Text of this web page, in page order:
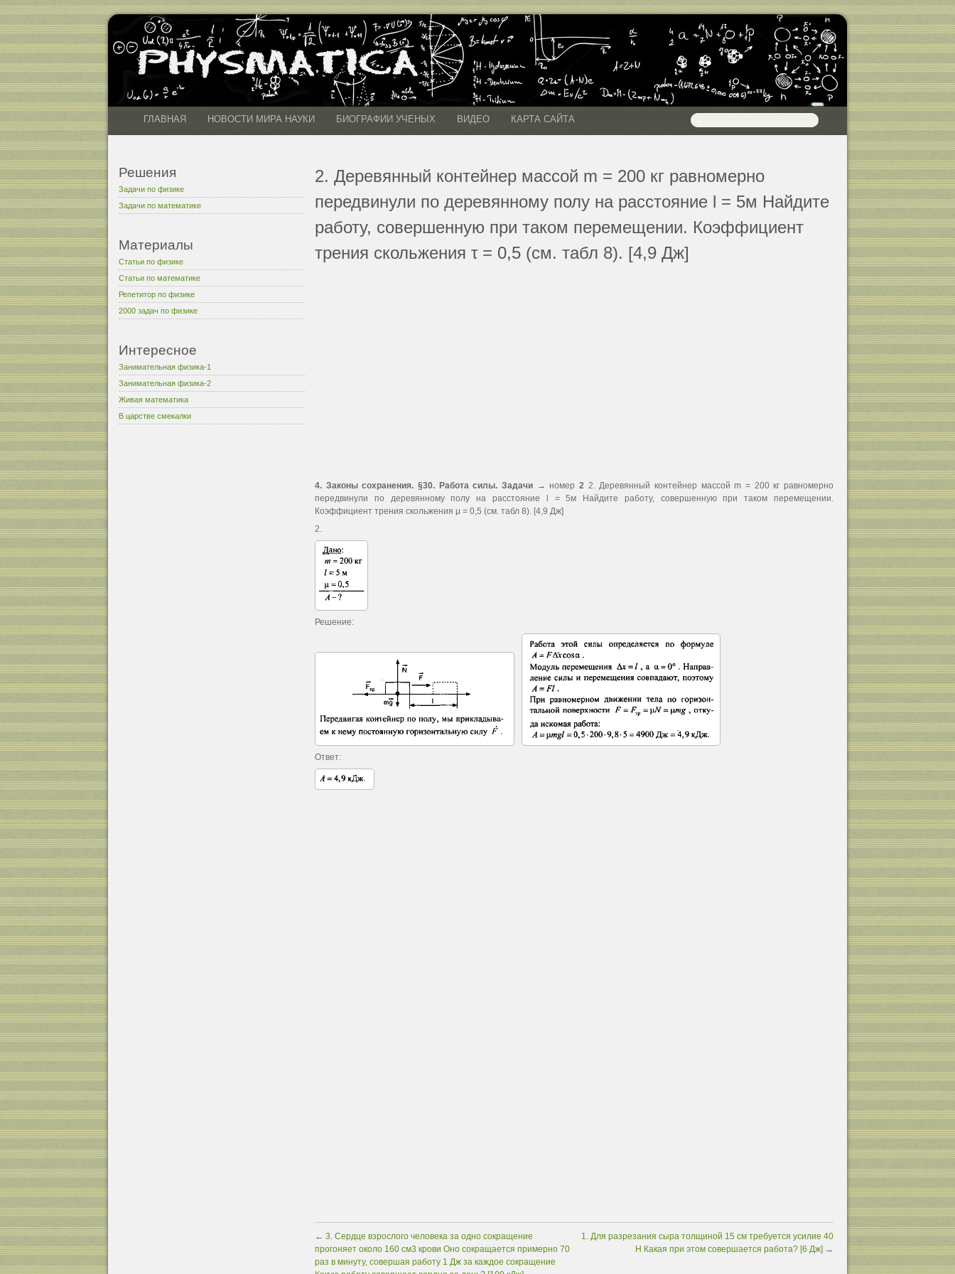
ГЛАВНАЯ НОВОСТИ МИРА НАУКИ БИОГРАФИИ УЧЕНЫХ ВИДЕО КАРТА САЙТА
Решения
Задачи по физике
Задачи по математике
Материалы
Статьи по физике
Статьи по математике
Репетитор по физике
2000 задач по физике
Интересное
Занимательная физика-1
Занимательная физика-2
Живая математика
В царстве смекалки
2. Деревянный контейнер массой m = 200 кг равномерно
передвинули по деревянному полу на расстояние l = 5м Найдите
работу, совершенную при таком перемещении. Коэффициент
трения скольжения τ = 0,5 (см. табл 8). [4,9 Дж]
4. Законы сохранения. §30. Работа силы. Задачи → номер 2 2. Деревянный контейнер массой m = 200 кг равномерно
передвинули по деревянному полу на расстояние l = 5м Найдите работу, совершенную при таком перемещении.
Коэффициент трения скольжения μ = 0,5 (см. табл 8). [4,9 Дж]
2.
Решение:
Ответ:
← 3. Сердце взрослого человека за одно сокращение
прогоняет около 160 см3 крови Оно сокращается примерно 70
раз в минуту, совершая работу 1 Дж за каждое сокращение
1. Для разрезания сыра толщиной 15 см требуется усилие 40
Н Какая при этом совершается работа? [6 Дж] →